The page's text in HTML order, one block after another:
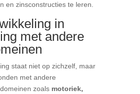
en zinsconstructies te leren.
in
met andere
staat niet op zichzelf, maar
met andere
zoals motoriek,